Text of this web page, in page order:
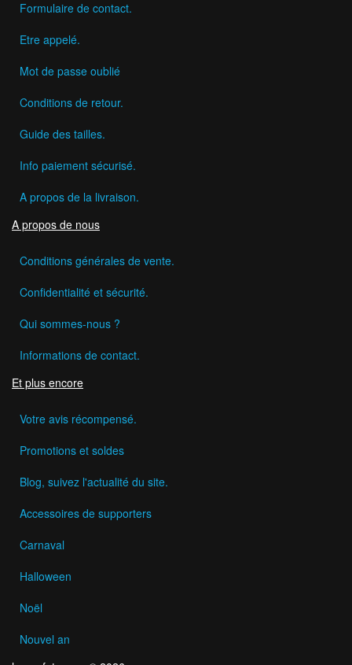
Formulaire de contact.
Etre appelé.
Mot de passe oublié
Conditions de retour.
Guide des tailles.
Info paiement sécurisé.
A propos de la livraison.
A propos de nous
Conditions générales de vente.
Confidentialité et sécurité.
Qui sommes-nous ?
Informations de contact.
Et plus encore
Votre avis récompensé.
Promotions et soldes
Blog, suivez l'actualité du site.
Accessoires de supporters
Carnaval
Halloween
Noël
Nouvel an